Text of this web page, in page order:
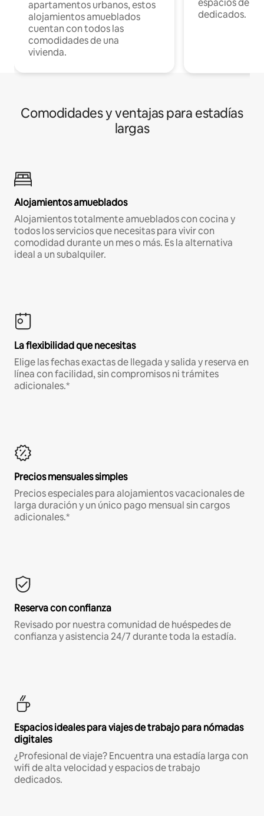
apartamentos urbanos, estos
alojamientos amueblados
cuentan con todos las
comodidades de una
vivienda.
espacios de
dedicados.
Comodidades y ventajas para estadías
largas
Alojamientos amueblados
Alojamientos totalmente amueblados con cocina y
todos los servicios que necesitas para vivir con
comodidad durante un mes o más. Es la alternativa
ideal a un subalquiler.
La flexibilidad que necesitas
Elige las fechas exactas de llegada y salida y reserva en
línea con facilidad, sin compromisos ni trámites
adicionales.*
Precios mensuales simples
Precios especiales para alojamientos vacacionales de
larga duración y un único pago mensual sin cargos
adicionales.*
Reserva con confianza
Revisado por nuestra comunidad de huéspedes de
confianza y asistencia 24/7 durante toda la estadía.
Espacios ideales para viajes de trabajo para nómadas
digitales
¿Profesional de viaje? Encuentra una estadía larga con
wifi de alta velocidad y espacios de trabajo
dedicados.